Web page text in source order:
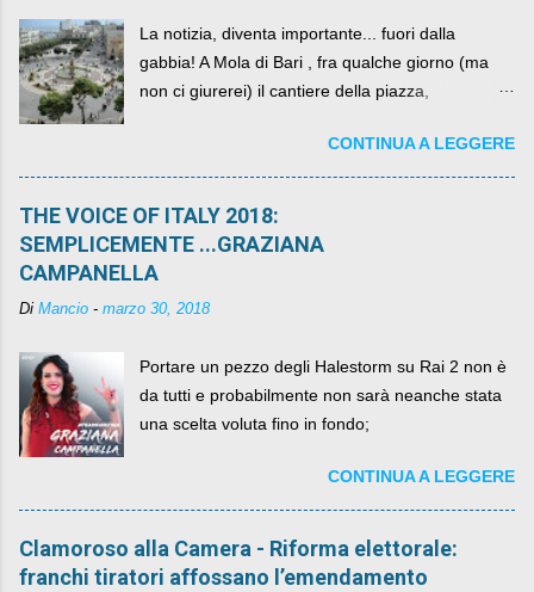
La notizia, diventa importante... fuori dalla
gabbia! A Mola di Bari , fra qualche giorno (ma
non ci giurerei) il cantiere della piazza,
per un numero esorbitante di mesi, non ci sarà
più. C'era una volta Piazza XX Settembre ,
CONTINUA A LEGGERE
THE VOICE OF ITALY 2018:
SEMPLICEMENTE ...GRAZIANA
CAMPANELLA
Di Mancio - marzo 30, 2018
Portare un pezzo degli Halestorm su Rai 2 non è
da tutti e probabilmente non sarà neanche stata
una scelta voluta fino in fondo;
CONTINUA A LEGGERE
Clamoroso alla Camera - Riforma elettorale:
franchi tiratori affossano l’emendamento